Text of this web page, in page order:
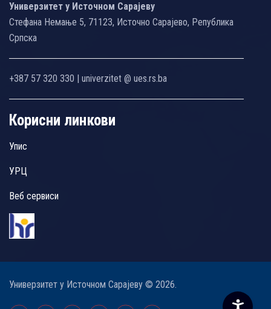
Универзитет у Источном Сарајеву
Стефана Немање 5, 71123, Источно Сарајево, Република
Српска
+387 57 320 330 | univerzitet @ ues.rs.ba
Корисни линкови
Упис
УРЦ
Веб сервиси
Универзитет у Источном Сарајеву © 2026.